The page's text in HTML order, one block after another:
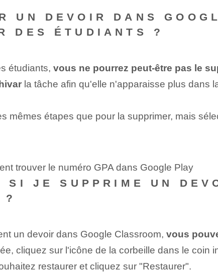
UN DEVOIR DANS
DES ÉTUDIANTS ?
étudiants, vous ne pourrez peut-être pas le
la tâche afin qu'elle n'apparaisse plus dans
mêmes étapes que pour la supprimer, mais
trouver le numéro GPA dans Google Play
JE SUPPRIME UN
?
un devoir dans Google Classroom, vous
cliquez sur l'icône de la corbeille dans le coin
restaurer et cliquez sur "Restaurer".